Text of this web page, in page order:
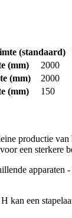
(standaard)
(mm) 2000
(mm) 2000
(mm) 150
productie van
een sterkere
apparaten
kan een